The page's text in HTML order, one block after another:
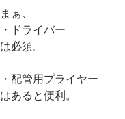
まぁ、
・ドライバー
は必須。
・配管用プライヤー
はあると便利。